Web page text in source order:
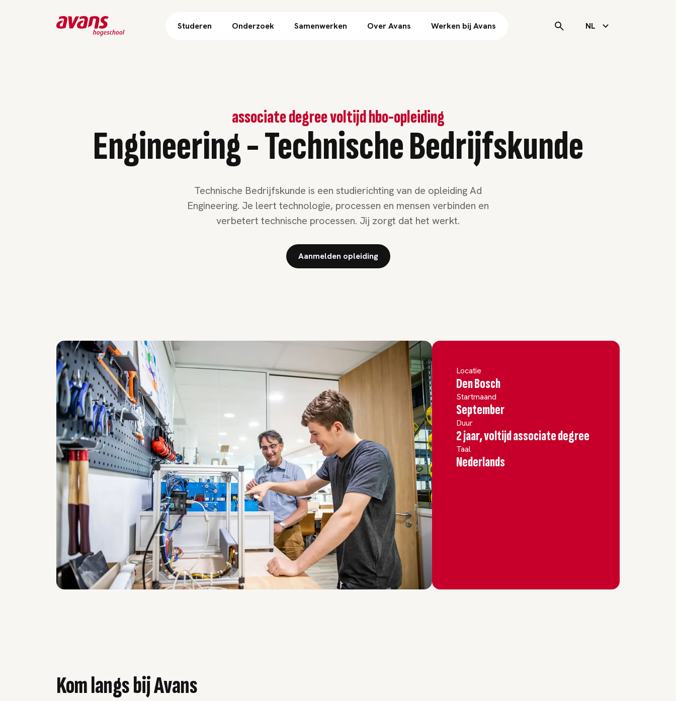
Direct naar inhoud
Studeren Onderzoek Samenwerken Over Avans Werken bij Avans NL
Engineering - Technische Bedrijfskunde
associate degree voltijd hbo-opleiding
Technische Bedrijfskunde is een studierichting van de opleiding Ad
Engineering. Je leert technologie, processen en mensen verbinden en
verbetert technische processen. Jij zorgt dat het werkt.
Aanmelden opleiding
Locatie
Den Bosch
Startmaand
September
Duur
2 jaar, voltijd associate degree
Taal
Nederlands
Kom langs bij Avans